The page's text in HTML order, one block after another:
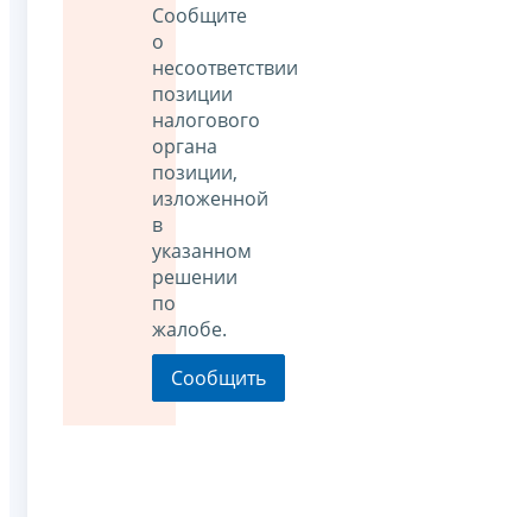
Сообщите
о
несоответствии
позиции
налогового
органа
позиции,
изложенной
в
указанном
решении
по
жалобе.